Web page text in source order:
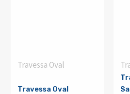
Travessa Oval
Travessa Oval